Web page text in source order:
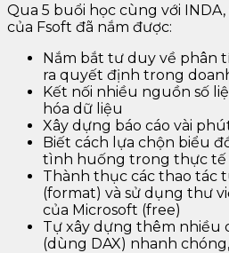
Qua 5 buổi học cùng với
của Fsoft đã nắm được:
Nắm bắt tư duy về phân
ra quyết định trong
Kết nối nhiều nguồn số
hóa dữ liệu
Xây dựng báo cáo vài
Biết cách lựa chộn biểu
tình huống trong thực tế
Thành thục các thao tác
(format) và sử dụng thư
của Microsoft (free)
Tự xây dựng thêm nhiều
(dùng DAX) nhanh